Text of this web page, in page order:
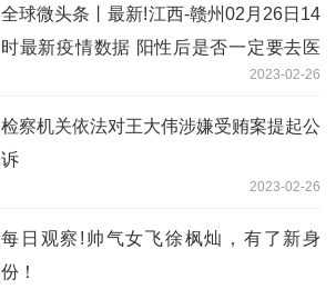
全球微头条丨最新!江西-赣州02月26日14
时最新疫情数据 阳性后是否一定要去医
2023-02-26
检察机关依法对王大伟涉嫌受贿案提起公
诉
2023-02-26
每日观察!帅气女飞徐枫灿，有了新身
份！